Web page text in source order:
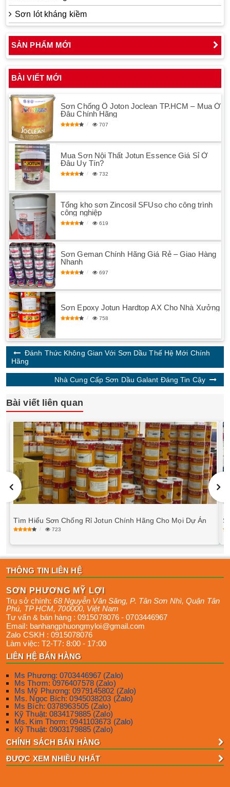
Sơn lót kháng kiềm
SẢN PHẨM MỚI
BÀI VIẾT MỚI
Sơn Chống Ố Joton Joclean TP.HCM – Mua Ở
Đâu Chính Hãng
707
Mua Sơn Nội Thất Jotun Essence Giá Sỉ Ở
Đâu Uy Tín?
732
Tổng kho sơn Zincosil SFUso cho công trình
công nghiệp
619
Sơn Geman Chính Hãng Giá Rẻ – Giao Hàng
Nhanh
697
Sơn Epoxy Jotun Hardtop AX Cho Nhà Xưởng
758
Đánh Thức Không Gian Với Sơn Dầu Thế Hệ Mới Chính
Hãng
Nhà Cung Cấp Sơn Dầu Galant Đáng Tin Cậy
Bài viết liên quan
Tìm Hiểu Sơn Chống Rỉ Jotun Chính Hãng Cho Mọi Dự Án
723
THÔNG TIN LIÊN HỆ
SƠN PHƯƠNG MỸ LỢI
Trụ sở chính:68 Nguyễn Văn Săng, P. Tân Sơn Nhì,Quận Tân
Phú, TP HCM, 700000, Việt Nam
Tư vấn & bán hàng : 0915078076 -0703446967
Email: banhangphuongmyloi@gmail.com
Zalo CSKH :0915078076
Làm việc: T2-T7: 8:00 - 17:00
LIÊN HỆ BÁN HÀNG
Ms Phương: 0703446967 (Zalo)
Ms Thơm: 0976407578 (Zalo)
Ms Mỹ Phương: 0979145802 (Zalo)
Ms. Ngọc Bích: 0945038203 (Zalo)
Ms Bích: 0378963505 (Zalo)
Kỹ Thuật: 0834179885 (Zalo)
Ms. Kim Thơm: 0941103673 (Zalo)
Kỹ Thuật: 0903179885 (Zalo)
CHÍNH SÁCH BÁN HÀNG
ĐƯỢC XEM NHIỀU NHẤT